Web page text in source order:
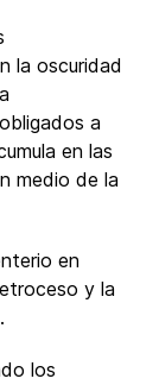
la oscuridad
a
en las
medio de la
en
y la
los